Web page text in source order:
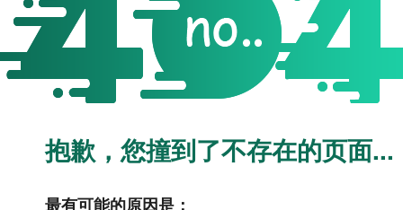
抱歉，您撞到了不存在的页面...
最有可能的原因是：